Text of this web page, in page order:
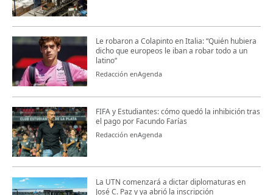
Le robaron a Colapinto en Italia: “Quién hubiera
dicho que europeos le iban a robar todo a un
latino“
Redacción enAgenda
FIFA y Estudiantes: cómo quedó la inhibición tras
el pago por Facundo Farías
Redacción enAgenda
La UTN comenzará a dictar diplomaturas en
José C. Paz y ya abrió la inscripción